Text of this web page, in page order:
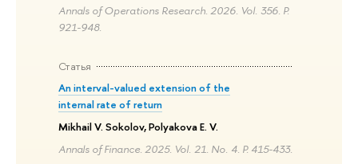
Annals of Operations Research. 2026. Vol. 356. P.
921-948.
Статья
An interval-valued extension of the
internal rate of return
Mikhail V. Sokolov, Polyakova E. V.
Annals of Finance. 2025. Vol. 21. No. 4. P. 415-433.